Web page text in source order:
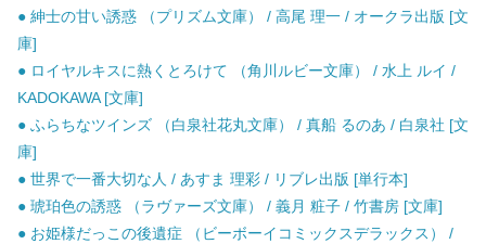
● 紳士の甘い誘惑 （プリズム文庫） / 高尾 理一 / オークラ出版 [文
庫]
● ロイヤルキスに熱くとろけて （角川ルビー文庫） / 水上 ルイ /
KADOKAWA [文庫]
● ふらちなツインズ （白泉社花丸文庫） / 真船 るのあ / 白泉社 [文
庫]
● 世界で一番大切な人 / あすま 理彩 / リブレ出版 [単行本]
● 琥珀色の誘惑 （ラヴァーズ文庫） / 義月 粧子 / 竹書房 [文庫]
● お姫様だっこの後遺症 （ビーボーイコミックスデラックス） /